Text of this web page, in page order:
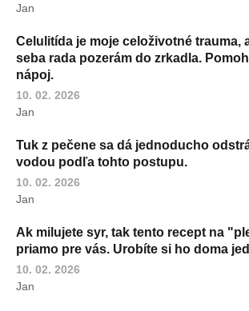
Jan
Celulitída je moje celoživotné trauma,
seba rada pozerám do zrkadla.
nápoj.
10. 02. 2026
Jan
Tuk z pečene sa dá jednoducho
vodou podľa tohto postupu.
10. 02. 2026
Jan
Ak milujete syr, tak tento recept na
priamo pre vás. Urobíte si ho doma
10. 02. 2026
Jan